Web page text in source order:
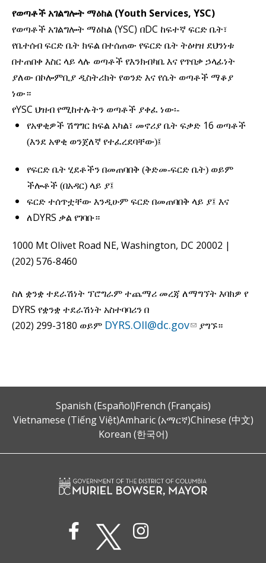
የወጣቶች አገልግሎት ማዕከል (Youth Services, YSC)
የወጣቶች አገልግሎት ማዕከል (YSC) በDC ከፍተኛ ፍርድ ቤት፣
የቤተሰብ ፍርድ ቤት ክፍል በተሰጠው የፍርድ ቤት ትዕዛዝ ደህንነቱ
በተጠበቀ እስር ላይ ላሉ ወጣቶች የእንክብካቤ እና የጥበቃ ኃላፊነት
ያለው በኮሎምቢያ ዲስትሪክት የወንድ እና የሴት ወጣቶች ማቆያ
ነው።
የYSC ህዝብ የሚከተሉትን ወጣቶች ያቀፈ ነው፡-
የአዋቂዎች ሽግግር ክፍል አካል፣ መኖሪያ ቤት ፍቃድ 16 ወጣቶች
(እንደ አዋቂ ወንጀለኛ የተፈረደባቸው)፤
የፍርድ ቤት ሂደቶችን በመጠባበቅ (ቅድመ-ፍርድ ቤት) ወይም
ችሎቶች (በአዳር) ላይ ያ፤
ፍርድ ተሰጥቷቸው እንዲሁም ፍርድ በመጠባበቅ ላይ ያ፤ እና
ለDYRS ቃል የገባቡ።
1000 Mt Olivet Road NE, Washington, DC 20002 |
(202) 576-8460
ስለ ቋንቋ ተደራሽነት ፕሮግራም ተጨማሪ መረጃ ለማግኘት እባክዎ የ
DYRS የቋንቋ ተደራሽነት አስተባባሪን በ
(202) 299-3180 ወይም DYRS.OII@dc.gov ያግኙ።
Spanish (Español)French (Français)
Vietnamese (Tiếng Việt)Amharic (አማርኛ)Chinese (中文)
Korean (한국어)